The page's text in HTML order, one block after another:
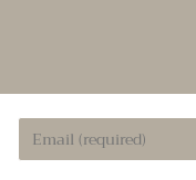
Enter
your